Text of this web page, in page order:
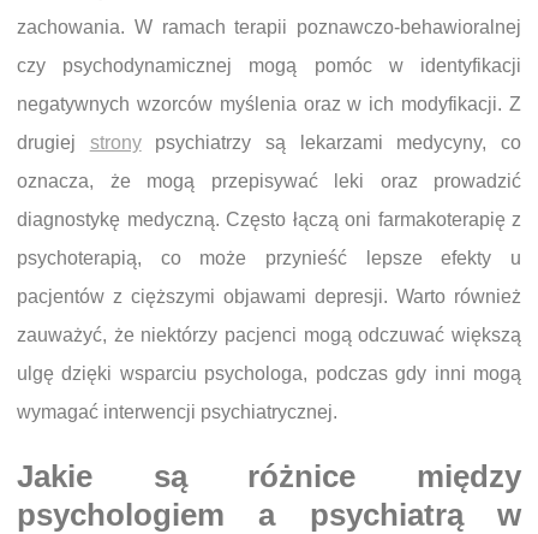
zachowania. W ramach terapii poznawczo-behawioralnej
czy psychodynamicznej mogą pomóc w identyfikacji
negatywnych wzorców myślenia oraz w ich modyfikacji. Z
drugiej stronypsychiatrzy są lekarzami medycyny, co
oznacza, że mogą przepisywać leki oraz prowadzić
diagnostykę medyczną. Często łączą oni farmakoterapię z
psychoterapią, co może przynieść lepsze efekty u
pacjentów z cięższymi objawami depresji. Warto również
zauważyć, że niektórzy pacjenci mogą odczuwać większą
ulgę dzięki wsparciu psychologa, podczas gdy inni mogą
wymagać interwencji psychiatrycznej.
Jakie są różnice między
psychologiem a psychiatrą w